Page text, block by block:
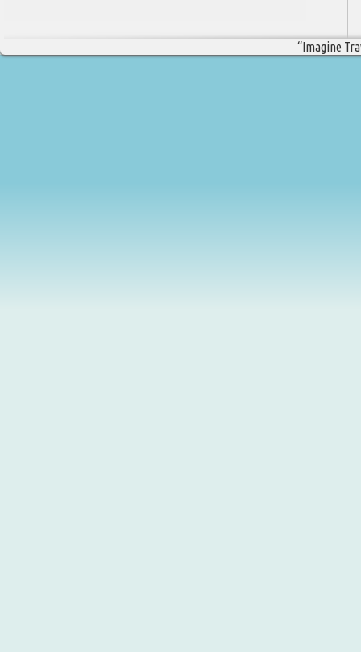
“Imagine